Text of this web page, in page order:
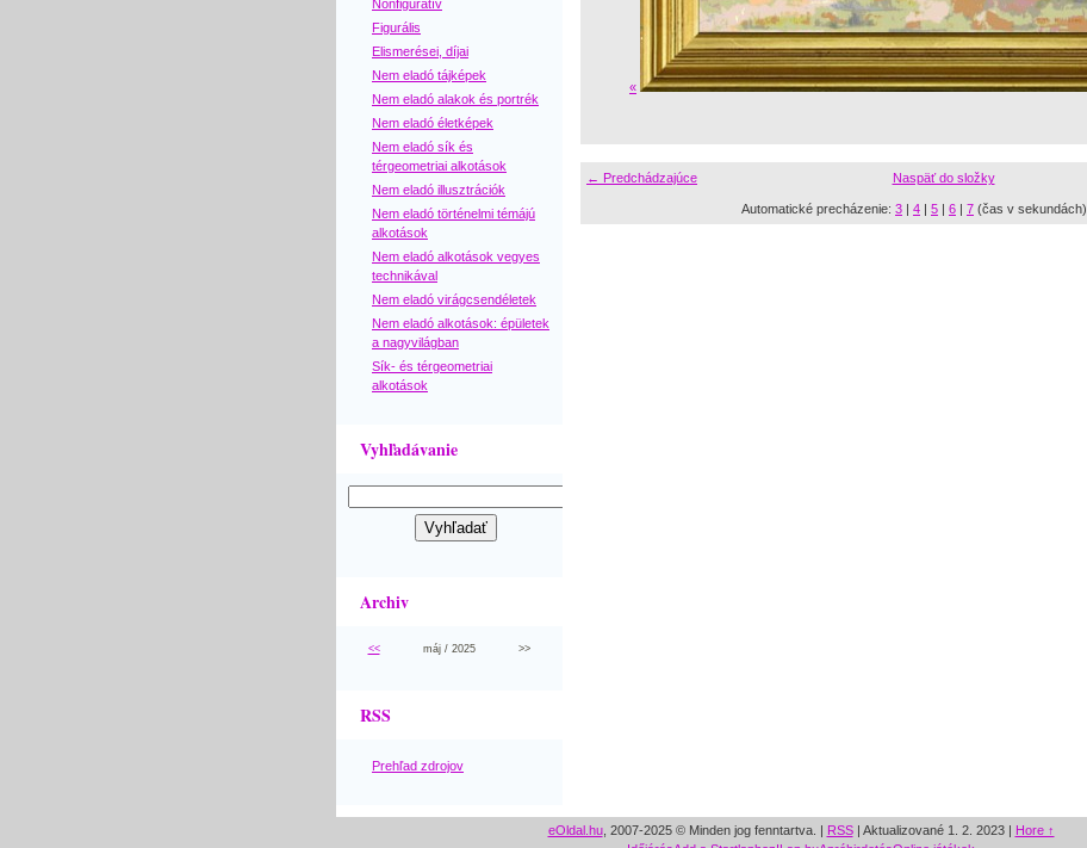
Nonfiguratív
Figurális
Elismerései, díjai
Nem eladó tájképek
Nem eladó alakok és portrék
Nem eladó életképek
Nem eladó sík és
térgeometriai alkotások
Nem eladó illusztrációk
Nem eladó történelmi témájú
alkotások
Nem eladó alkotások vegyes
technikával
Nem eladó virágcsendéletek
Nem eladó alkotások: épületek
a nagyvilágban
Sík- és térgeometriai
alkotások
Vyhľadávanie
Archiv
<< máj / 2025 >>
RSS
Prehľad zdrojov
«
← Predchádzajúce Naspäť do složky
Automatické precházenie: 3 | 4 | 5 | 6 | 7 (čas v sekundách)
eOldal.hu, 2007-2025 © Minden jog fenntartva. | RSS| Aktualizované 1. 2. 2023| Hore ↑